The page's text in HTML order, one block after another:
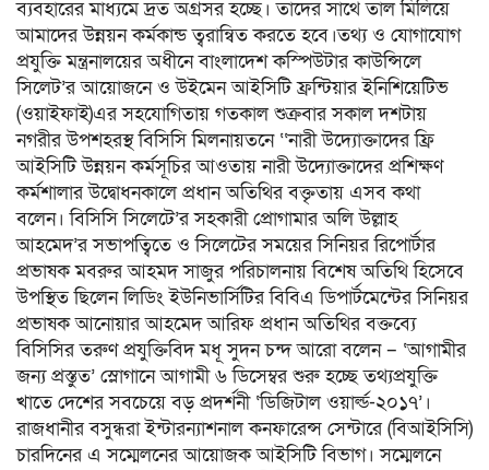
ব্যবহারের মাধ্যমে দ্রত অগ্রসর হচ্ছে। তাদের সাথে তাল মিলিয়ে
আমাদের উন্নয়ন কর্মকান্ড ত্বরান্বিত করতে হবে।তথ্য ও যোগাযোগ
প্রযুক্তি মন্ত্রনালয়ের অধীনে বাংলাদেশ কস্পিউটার কাউন্সিলে
সিলেট’র আয়োজনে ও উইমেন আইসিটি ফ্রন্টিয়ার ইনিশিয়েটিভ
(ওয়াইফাই)এর সহযোগিতায় গতকাল শুক্রবার সকাল দশটায়
নগরীর উপশহরস্থ বিসিসি মিলনায়তনে ‘‘নারী উদ্যোক্তাদের ফ্রি
আইসিটি উন্নয়ন কর্মসূচির আওতায় নারী উদ্যোক্তাদের প্রশিক্ষণ
কর্মশালার উদ্বোধনকালে প্রধান অতিথির বক্তৃতায় এসব কথা
বলেন। বিসিসি সিলেটে’র সহকারী প্রোগামার অলি উল্লাহ
আহমেদ’র সভাপত্বিতে ও সিলেটের সময়ের সিনিয়র রিপোর্টার
প্রভাষক মবরুর আহমদ সাজুর পরিচালনায় বিশেষ অতিথি হিসেবে
উপস্থিত ছিলেন লিডিং ইউনিভার্সিটির বিবিএ ডিপার্টমেন্টের সিনিয়র
প্রভাষক আনোয়ার আহমেদ আরিফ প্রধান অতিথির বক্তব্যে
বিসিসির তরুণ প্রযুক্তিবিদ মধূ সুদন চন্দ আরো বলেন – ‘আগামীর
জন্য প্রস্তুত’ স্লোগানে আগামী ৬ ডিসেম্বর শুরু হচ্ছে তথ্যপ্রযুক্তি
খাতে দেশের সবচেয়ে বড় প্রদর্শনী ‘ডিজিটাল ওয়ার্ল্ড-২০১৭’।
রাজধানীর বসুন্ধরা ইন্টারন্যাশনাল কনফারেন্স সেন্টারে (বিআইসিসি)
চারদিনের এ সম্মেলনের আয়োজক আইসিটি বিভাগ। সম্মেলনে